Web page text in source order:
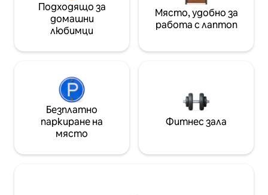
Подходящо за
домашни
любимци
Място, удобно за
работа с лаптоп
Безплатно
паркиране на
място
Фитнес зала